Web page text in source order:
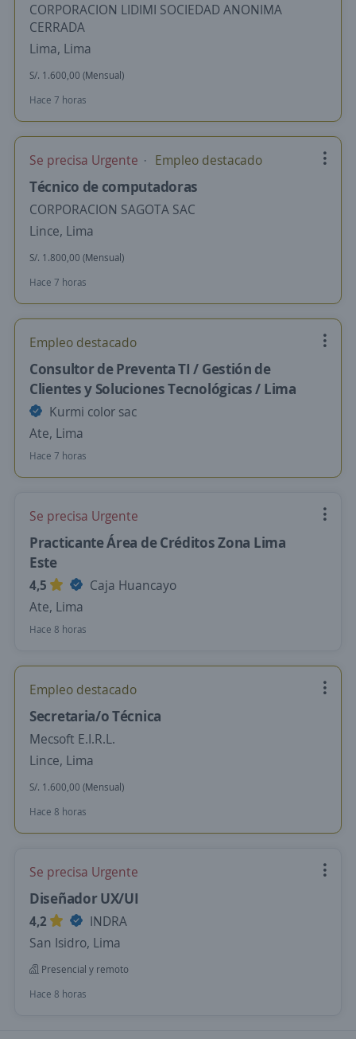
CORPORACION LIDIMI SOCIEDAD ANONIMA
CERRADA
Lima, Lima
S/. 1.600,00 (Mensual)
Hace 7 horas
Se precisa Urgente Empleo destacado
Técnico de computadoras
CORPORACION SAGOTA SAC
Lince, Lima
S/. 1.800,00 (Mensual)
Hace 7 horas
Empleo destacado
Consultor de Preventa TI / Gestión de
Clientes y Soluciones Tecnológicas / Lima
Kurmi color sac
Ate, Lima
Hace 7 horas
Se precisa Urgente
Practicante Área de Créditos Zona Lima
Este
4,5
Caja Huancayo
Ate, Lima
Hace 8 horas
Empleo destacado
Secretaria/o Técnica
Mecsoft E.I.R.L.
Lince, Lima
S/. 1.600,00 (Mensual)
Hace 8 horas
Se precisa Urgente
Diseñador UX/UI
4,2
INDRA
San Isidro, Lima
Presencial y remoto
Hace 8 horas